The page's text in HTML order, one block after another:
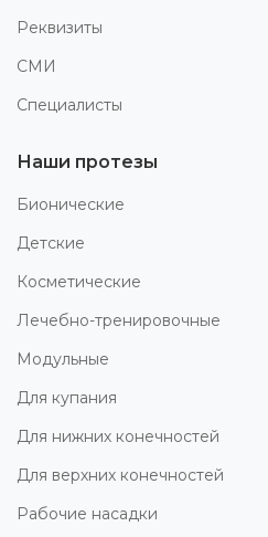
Реквизиты
СМИ
Специалисты
Наши протезы
Бионические
Детские
Косметические
Лечебно-тренировочные
Модульные
Для купания
Для нижних конечностей
Для верхних конечностей
Рабочие насадки